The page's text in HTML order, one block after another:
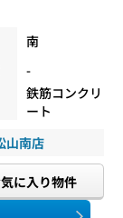
南
-
鉄筋コンクリ
ート
山南店
に入り物件